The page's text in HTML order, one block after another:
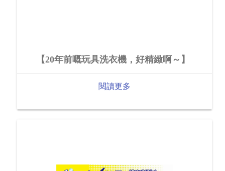
【20年前嘅玩具洗衣機，好精緻啊～】
閱讀更多